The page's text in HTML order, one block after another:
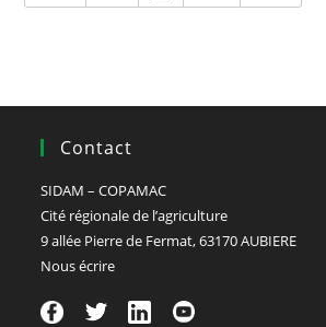
Contact
SIDAM – COPAMAC
Cité régionale de l’agriculture
9 allée Pierre de Fermat, 63170 AUBIERE
Nous écrire